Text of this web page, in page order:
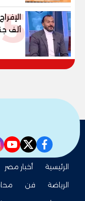
5
ألف
facebook
twitter
الرئيسية أخبار مصر
الرياضة
فن